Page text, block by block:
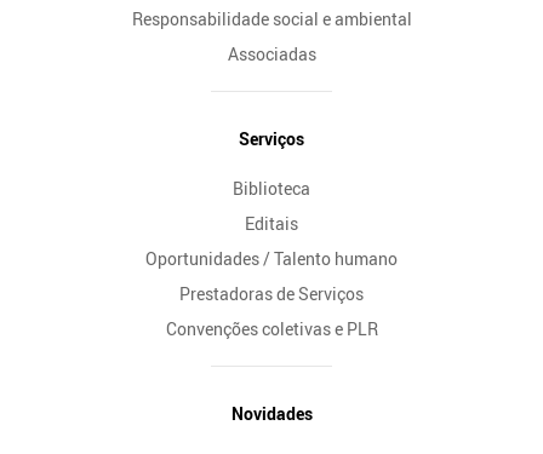
Responsabilidade social e ambiental
Associadas
Serviços
Biblioteca
Editais
Oportunidades / Talento humano
Prestadoras de Serviços
Convenções coletivas e PLR
Novidades